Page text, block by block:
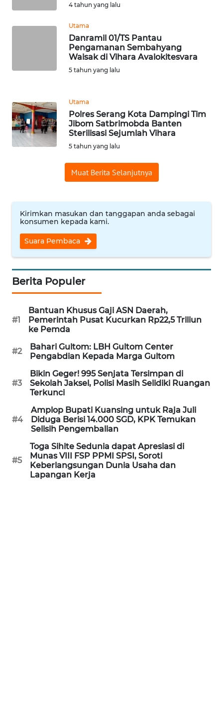
4 tahun yang lalu
Utama
Danramil 01/TS Pantau
Pengamanan Sembahyang
Waisak di Vihara Avalokitesvara
5 tahun yang lalu
Utama
Polres Serang Kota Dampingi Tim
Jibom Satbrimobda Banten
Sterilisasi Sejumlah Vihara
5 tahun yang lalu
Muat Berita Selanjutnya
Kirimkan masukan dan tanggapan anda sebagai
konsumen kepada kami.
Suara Pembaca
Berita Populer
#1
Bantuan Khusus Gaji ASN Daerah,
Pemerintah Pusat Kucurkan Rp22,5 Triliun
ke Pemda
#2
Bahari Gultom: LBH Gultom Center
Pengabdian Kepada Marga Gultom
#3
Bikin Geger! 995 Senjata Tersimpan di
Sekolah Jaksel, Polisi Masih Selidiki Ruangan
Terkunci
#4
Amplop Bupati Kuansing untuk Raja Juli
Diduga Berisi 14.000 SGD, KPK Temukan
Selisih Pengembalian
#5
Toga Sihite Sedunia dapat Apresiasi di
Munas VIII FSP PPMI SPSI, Soroti
Keberlangsungan Dunia Usaha dan
Lapangan Kerja
MEDIA
DISCLAIMER
Wahana
News
Regional
JAKARTA
WN
JABAR
WN
BANTEN
WN
NTT
WN
WN
WN
BARAT
WN